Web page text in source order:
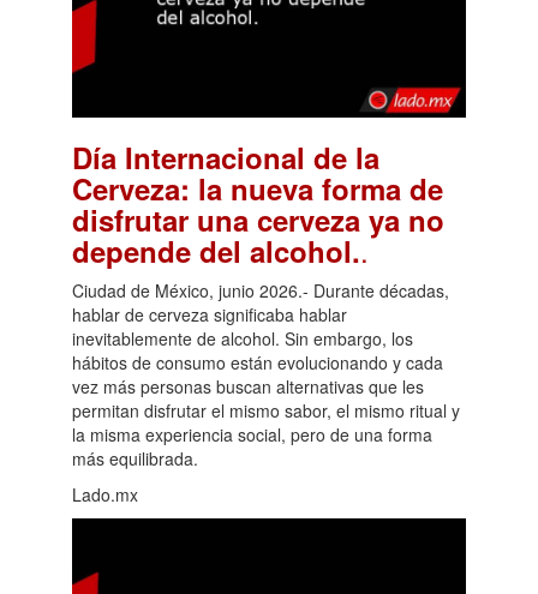
Día Internacional de la
Cerveza: la nueva forma de
disfrutar una cerveza ya no
depende del alcohol..
Ciudad de México, junio 2026.- Durante décadas,
hablar de cerveza significaba hablar
inevitablemente de alcohol. Sin embargo, los
hábitos de consumo están evolucionando y cada
vez más personas buscan alternativas que les
permitan disfrutar el mismo sabor, el mismo ritual y
la misma experiencia social, pero de una forma
más equilibrada.
Lado.mx